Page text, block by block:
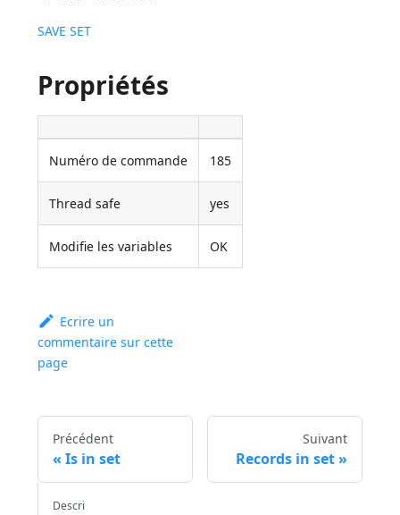
SAVE SET
Propriétés
Numéro de commande 185
Thread safe yes
Modifie les variables OK
Ecrire un
commentaire sur cette
page
Précédent
Is in set
Suivant
Records in set
Descri